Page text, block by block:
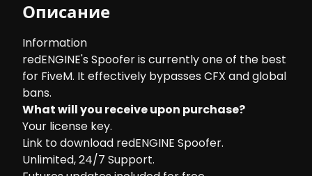
Описание
Information
redENGINE's Spoofer is currently one of the best
for FiveM. It effectively bypasses CFX and global
bans.
What will you receive upon purchase?
Your license key.
Link to download redENGINE Spoofer.
Unlimited, 24/7 Support.